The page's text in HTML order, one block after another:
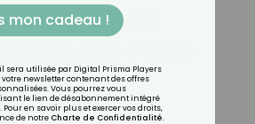
à toujours
soi pour éviter
mon cadeau !
sera utilisée par Digital Prisma Players
newsletter contenant des offres
Vous pourrez vous
le lien de désabonnement intégré
en savoir plus et exercer vos droits,
de notre Charte de Confidentialité.